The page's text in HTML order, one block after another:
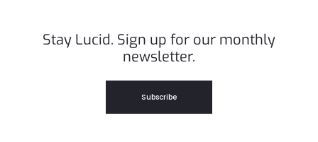
Stay Lucid. Sign up for our monthly
newsletter.
Subscribe